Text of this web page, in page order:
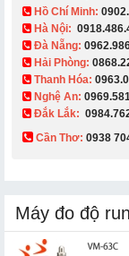
​ Hồ Chí Minh:
Hà Nội:
Đà Nẵng:
Hải Phòng:
Thanh Hóa:
Nghệ An:
Đắk Lắk:
Cần Thơ: 0938
Máy đo độ